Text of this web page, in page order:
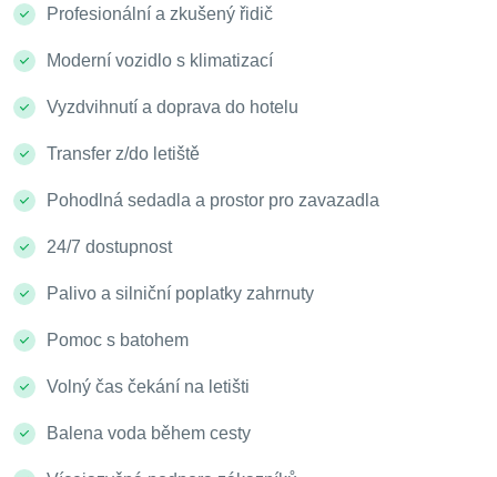
Profesionální a zkušený řidič
Moderní vozidlo s klimatizací
Vyzdvihnutí a doprava do hotelu
Transfer z/do letiště
Pohodlná sedadla a prostor pro zavazadla
24/7 dostupnost
Palivo a silniční poplatky zahrnuty
Pomoc s batohem
Volný čas čekání na letišti
Balena voda během cesty